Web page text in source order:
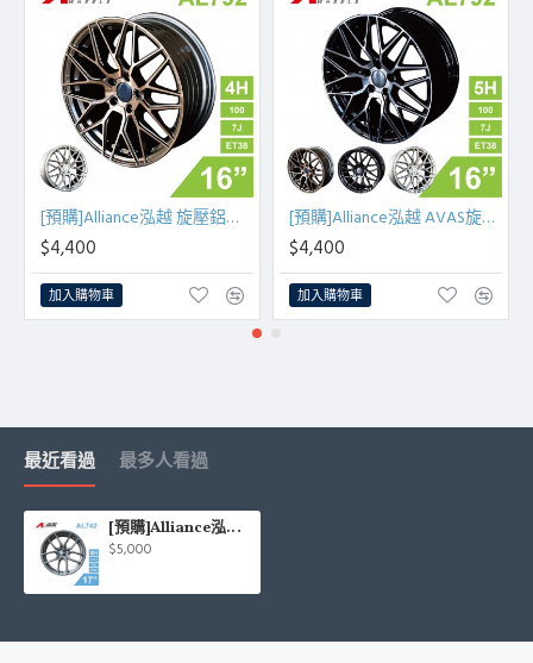
[預購]Alliance泓越 旋壓鋁圈輪框 AL792 16吋 4孔100/7J/ET38(古銅金/銀車面)
$4,400
加入購物車
[預購]Alliance泓越 AVAS旋壓鋁圈輪框 AL792 16吋 5孔100/7J/ET38
$4,400
加入購物車
最近看過 最多人看過
[預購]Alliance泓越 AVAS旋壓鋁圈輪框 AL742 17吋 5孔114.3/7.5J/ET38(平光深灰)
$5,000